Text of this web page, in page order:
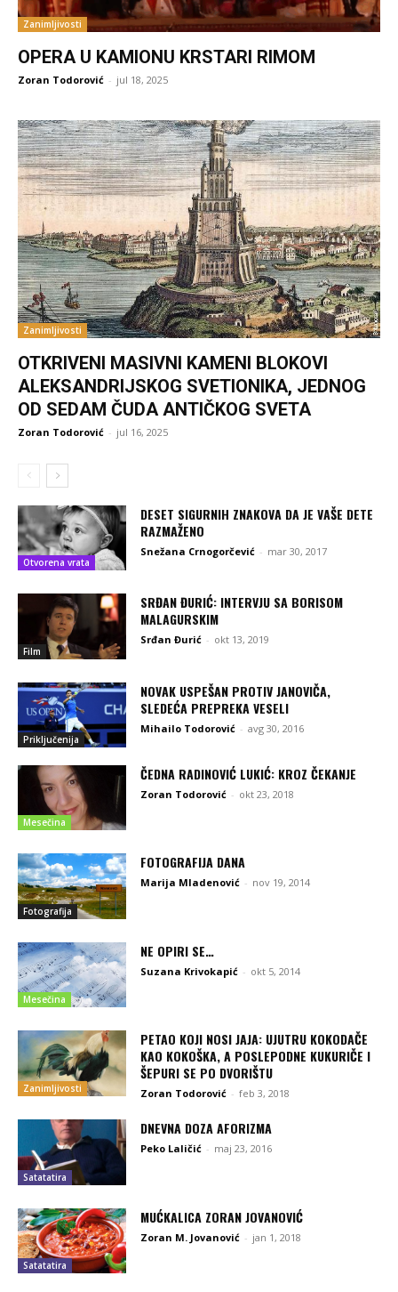
Zanimljivosti
OPERA U KAMIONU KRSTARI RIMOM
Zoran Todorović - jul 18, 2025
Zanimljivosti
OTKRIVENI MASIVNI KAMENI BLOKOVI
ALEKSANDRIJSKOG SVETIONIKA, JEDNOG
OD SEDAM ČUDA ANTIČKOG SVETA
Zoran Todorović - jul 16, 2025
Otvorena vrata
DESET SIGURNIH ZNAKOVA DA JE VAŠE DETE
RAZMAŽENO
Snežana Crnogorčević - mar 30, 2017
Film
SRĐAN ĐURIĆ: INTERVJU SA BORISOM
MALAGURSKIM
Srđan Đurić - okt 13, 2019
Priključenija
NOVAK USPEŠAN PROTIV JANOVIČA,
SLEDEĆA PREPREKA VESELI
Mihailo Todorović - avg 30, 2016
Mesečina
ČEDNA RADINOVIĆ LUKIĆ: KROZ ČEKANJE
Zoran Todorović - okt 23, 2018
Fotografija
FOTOGRAFIJA DANA
Marija Mladenović - nov 19, 2014
Mesečina
NE OPIRI SE…
Suzana Krivokapić - okt 5, 2014
Zanimljivosti
PETAO KOJI NOSI JAJA: UJUTRU KOKODAČE
KAO KOKOŠKA, A POSLEPODNE KUKURIČE I
ŠEPURI SE PO DVORIŠTU
Zoran Todorović - feb 3, 2018
Satatatira
DNEVNA DOZA AFORIZMA
Peko Laličić - maj 23, 2016
Satatatira
MUĆKALICA ZORAN JOVANOVIĆ
Zoran M. Jovanović - jan 1, 2018